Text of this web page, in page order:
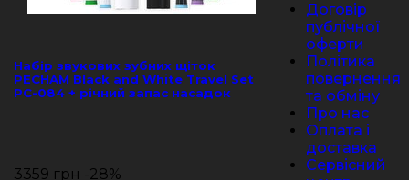
Набір звукових зубних щіток
PECHAM Black and White Travel Set
PC-084 + річний запас насадок
3359 грн -28%
Договір
публічної
оферти
Політика
повернення
та обміну
Про нас
Оплата і
доставка
Сервісний